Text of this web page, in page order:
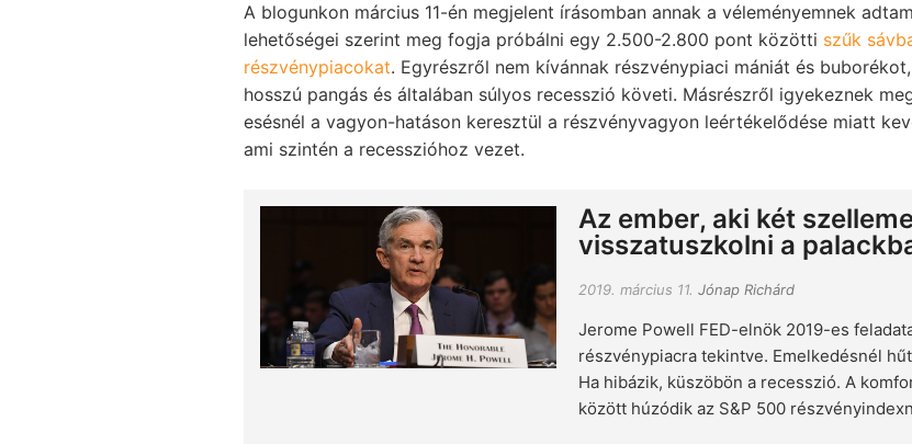
A blogunkon március 11-én megjelent írásomban annak a véleményemnek
lehetőségei szerint meg fogja próbálni egy 2.500-2.800 pont közötti szűk
részvénypiacokat. Egyrészről nem kívánnak részvénypiaci mániát és
hosszú pangás és általában súlyos recesszió követi. Másrészről igyekeznek
esésnél a vagyon-hatáson keresztül a részvényvagyon leértékelődése miatt
ami szintén a recesszióhoz vezet.
Az ember, aki két
visszatuszkolni a
2019. március 11. Jónap Richárd
Jerome Powell FED-elnök 2019-es
részvénypiacra tekintve. Emelkedésnél
Ha hibázik, küszöbön a recesszió. A
között húzódik az S&P 500